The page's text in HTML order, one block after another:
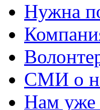
Нужна
СМИ о
Нам уже